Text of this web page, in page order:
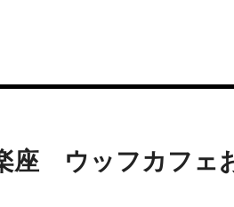
座 ウッフカフェ